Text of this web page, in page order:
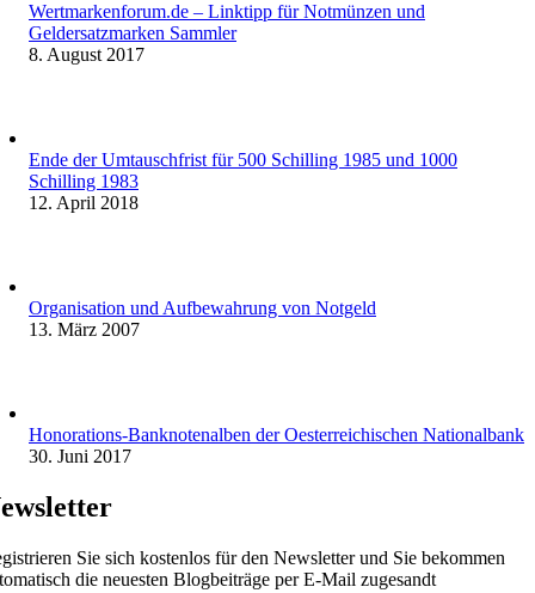
Wertmarkenforum.de – Linktipp für Notmünzen und
Geldersatzmarken Sammler
8. August 2017
Ende der Umtauschfrist für 500 Schilling 1985 und 1000
Schilling 1983
12. April 2018
Organisation und Aufbewahrung von Notgeld
13. März 2007
Honorations-Banknotenalben der Oesterreichischen Nationalbank
30. Juni 2017
Sie sich kostenlos für den Newsletter und Sie bekommen
die neuesten Blogbeiträge per E-Mail zugesandt